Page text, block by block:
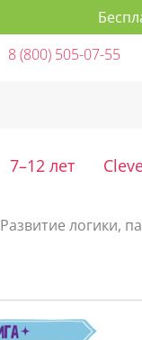
8 (800) 505-07-55
7–12 лет
Развитие логики,